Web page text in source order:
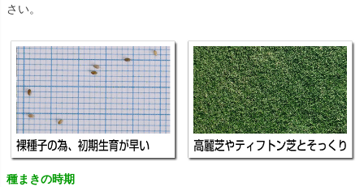
さい。
種まきの時期